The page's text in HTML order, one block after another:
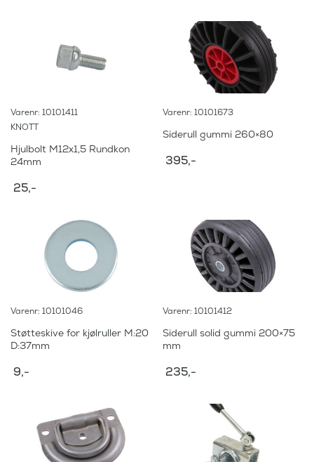
-
Varenr: 10101411
KNOTT
Hjulbolt M12x1,5 Rundkon
24mm
25,-
Varenr: 10101673
Siderull gummi 260×80
395,-
Varenr: 10101046
Støtteskive for kjølruller M:20
D:37mm
9,-
Varenr: 10101412
Siderull solid gummi 200×75
mm
235,-